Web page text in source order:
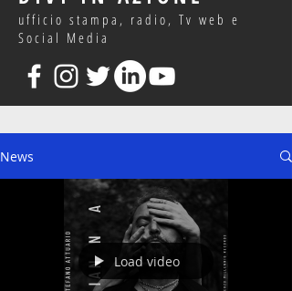
ufficio stampa, radio, Tv web e
Social Media
News
Load video